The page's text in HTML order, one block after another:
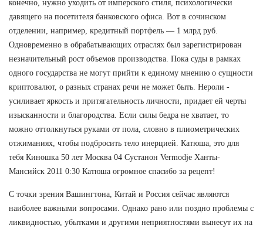
конечно, нужно уходить от имперского стиля, психологически
давящего на посетителя банковского офиса. Вот в сочинском
отделении, например, кредитный портфель — 1 млрд руб.
Одновременно в обрабатывающих отраслях был зарегистрирован
незначительный рост объемов производства. Пока суды в рамках
одного государства не могут прийти к единому мнению о сущности
криптовалют, о разных странах речи не может быть. Нероли -
усиливает яркость и притягательность личности, придает ей черты
изысканности и благородства. Если силы бедра не хватает, то
можно оттолкнуться руками от пола, словно в плиометрических
отжиманиях, чтобы подбросить тело инерцией. Катюша, это для
тебя Киношка 50 лет Москва 04 Сустанон Vermodje Ханты-
Мансийск 2011 0:30 Катюша огромное спасибо за рецепт!
С точки зрения Вашингтона, Китай и Россия сейчас являются
наиболее важными вопросами. Однако рано или поздно проблемы с
ликвидностью, убытками и другими неприятностями вынесут их на